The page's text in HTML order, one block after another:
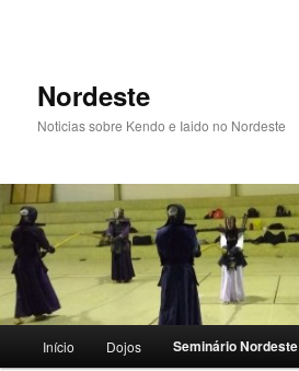
principalNordeste
Noticias sobre Kendo e Iaido no Nordeste
principal
Início Dojos Seminário Nordeste